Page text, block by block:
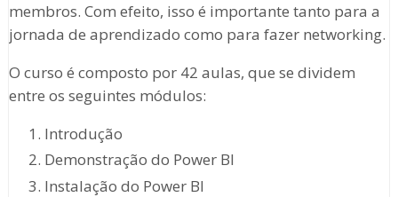
membros. Com efeito, isso é importante tanto para a
jornada de aprendizado como para fazer networking.
O curso é composto por 42 aulas, que se dividem
entre os seguintes módulos:
Introdução
Demonstração do Power BI
Instalação do Power BI